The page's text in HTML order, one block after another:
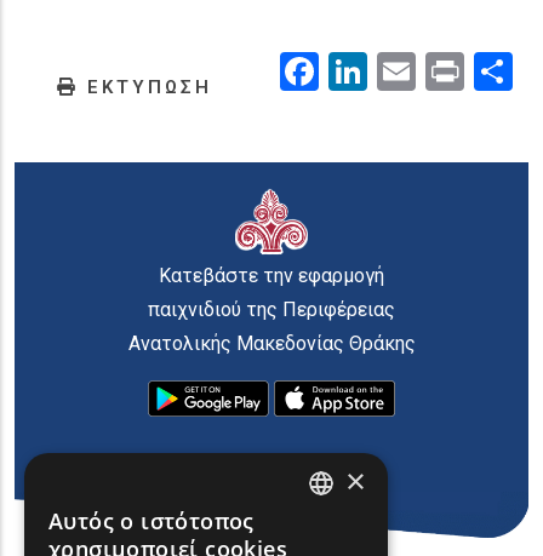
ΕΚΤΥΠΩΣΗ Facebook
LinkedIn
EmailPrint
Κατεβάστε την εφαρμογή
παιχνιδιού της Περιφέρειας
Ανατολικής Μακεδονίας Θράκης
×
Αυτός ο ιστότοπος
χρησιμοποιεί cookies